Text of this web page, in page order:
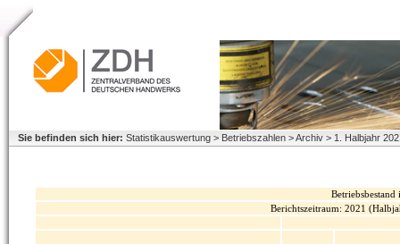
Sie befinden sich hier: Statistikauswertung > Betriebszahlen > Archiv > 1. Halbjahr